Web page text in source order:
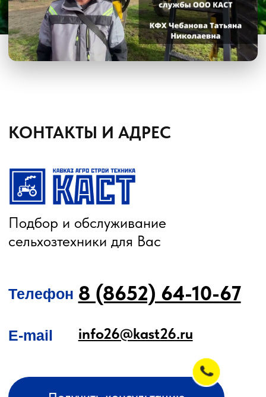
Сельхозтехника из России, Америки, Франции
для ЮГА от официального представителя
info26@kast26.ru